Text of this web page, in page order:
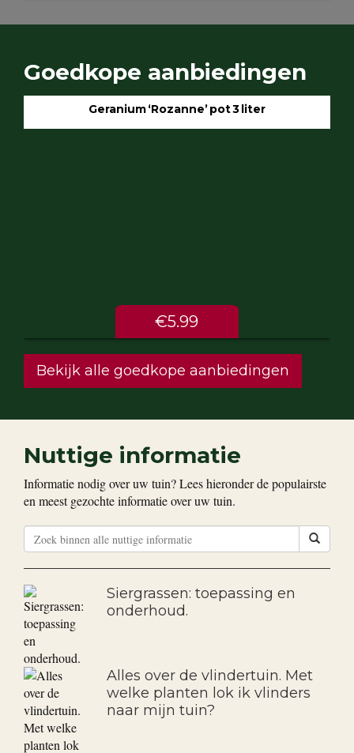
Goedkope aanbiedingen
Geranium ‘Rozanne’ pot 3 liter
€5.99
Bekijk alle goedkope aanbiedingen
Nuttige informatie
Informatie nodig over uw tuin? Lees hieronder de populairste
en meest gezochte informatie over uw tuin.
Siergrassen: toepassing en
onderhoud.
Alles over de vlindertuin. Met
welke planten lok ik vlinders
naar mijn tuin?